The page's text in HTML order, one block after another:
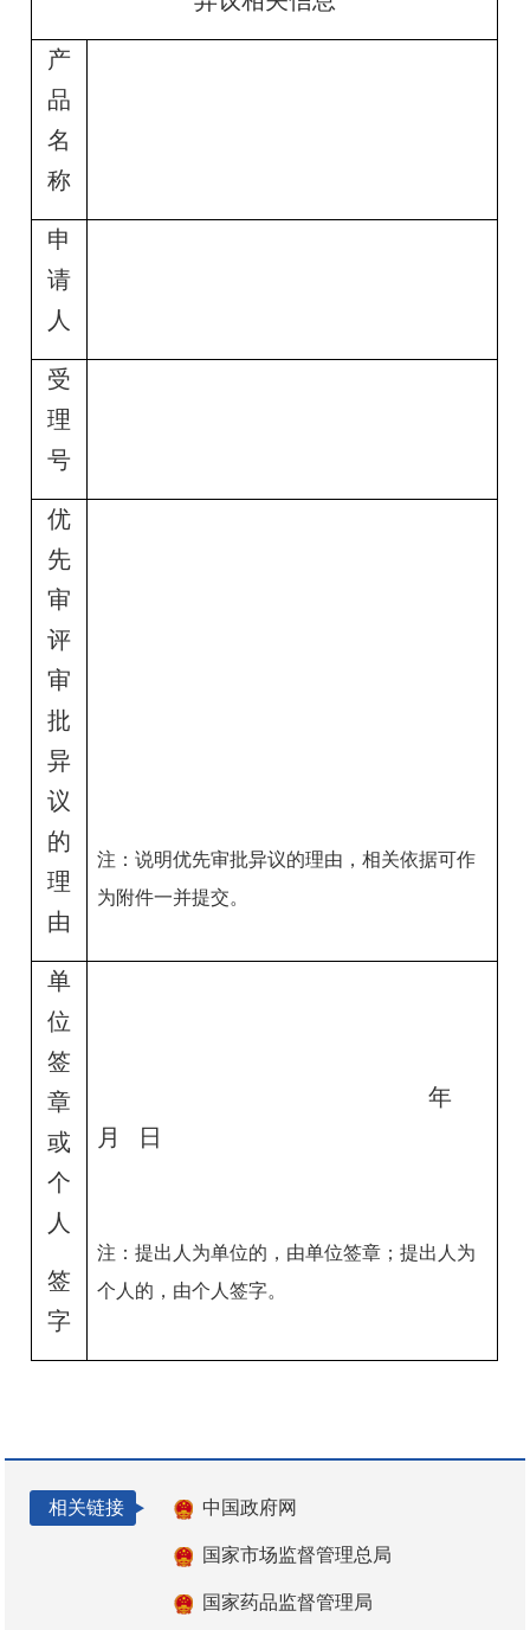
产
品
名
称
申
请
人
受
理
号
优
先
审
评
审
批
异
议
的
理
由
注：说明优先审批异议的理由，相关依据可作
为附件一并提交。
单
位
签
章
或
个
人
签
字
年
月
日
注：提出人为单位的，由单位签章；提出人为
个人的，由个人签字。
相关链接 中国政府网
国家市场监督管理总局
国家药品监督管理局